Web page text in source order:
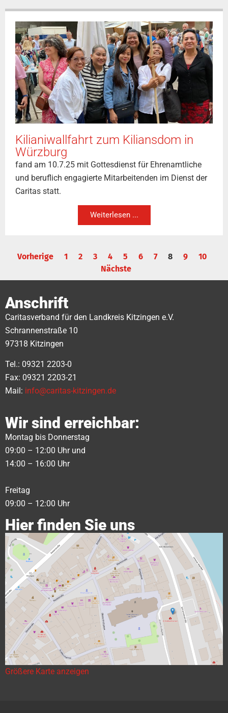
Kilianiwallfahrt zum Kiliansdom in
Würzburg
fand am 10.7.25 mit Gottesdienst für Ehrenamtliche
und beruflich engagierte Mitarbeitenden im Dienst der
Caritas statt.
Weiterlesen ...
Vorherige 1 2 3 4 5 6 7 8 9
10
Nächste
Anschrift
Caritasverband für den Landkreis Kitzingen e.V.
Schrannenstraße 10
97318 Kitzingen
Tel.: 09321 2203-0
Fax: 09321 2203-21
Mail: info@caritas-kitzingen.de
Wir sind erreichbar:
Montag bis Donnerstag
09:00 – 12:00 Uhr und
14:00 – 16:00 Uhr
Freitag
09:00 – 12:00 Uhr
Hier finden Sie uns
Größere Karte anzeigen